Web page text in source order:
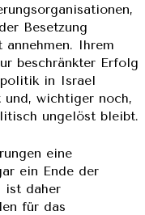
Besetzung
Ihrem
beschränkter Erfolg
in Israel
wichtiger noch,
ungelöst bleibt.
eine
ein Ende der
ist daher
für das